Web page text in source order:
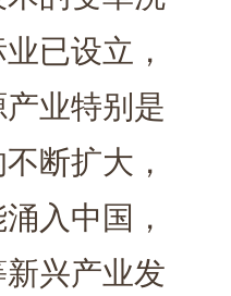
已设立，
业特别是
断扩大，
入中国，
兴产业发